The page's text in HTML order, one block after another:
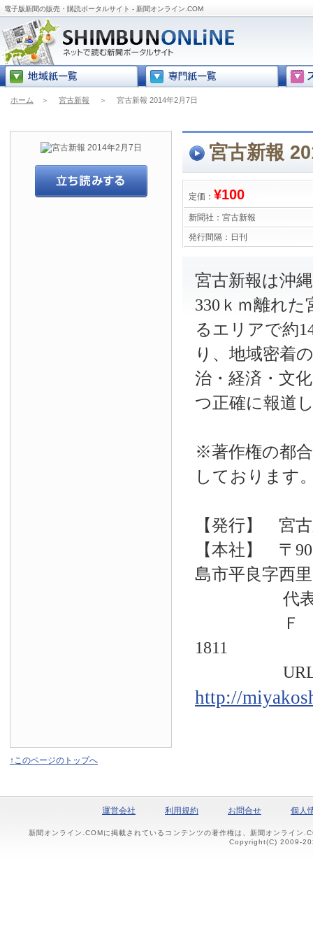
電子版新聞の販売・購読ポータルサイト - 新聞オンライン.COM
ホーム ＞ 宮古新報 ＞ 宮古新報 2014年2月7日
宮古新報
定価： ¥100
新聞社： 宮古新報
発行間隔： 日刊
宮古新報は沖
330ｋｍ離れ
るエリアで約
り、地域密着
治・経済・文
つ正確に報道
※著作権の都
しております
【発行】 宮
【本社】 〒
島市平良字西
代表電話
Ｆ Ａ
1811
URL
http://
↑このページのトップへ
運営会社 利用規約 お問合せ 個人
新聞オンライン.COMに掲載されているコンテンツの著作権は、新聞オンライン
Copyright(C) 2009-